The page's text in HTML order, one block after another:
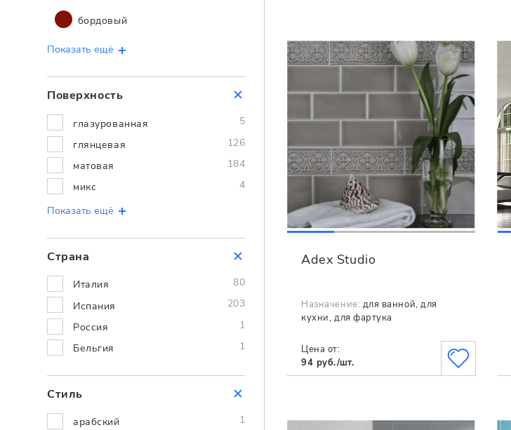
бордовый
Показать ещё
Поверхность
глазурованная
5
глянцевая
126
матовая
184
микс
4
Показать ещё
Страна
Италия
80
Испания
203
Россия
1
Бельгия
1
Стиль
арабский
1
Adex Studio
Назначение: для ванной, для
кухни, для фартука
Цена от:
94 руб./шт.